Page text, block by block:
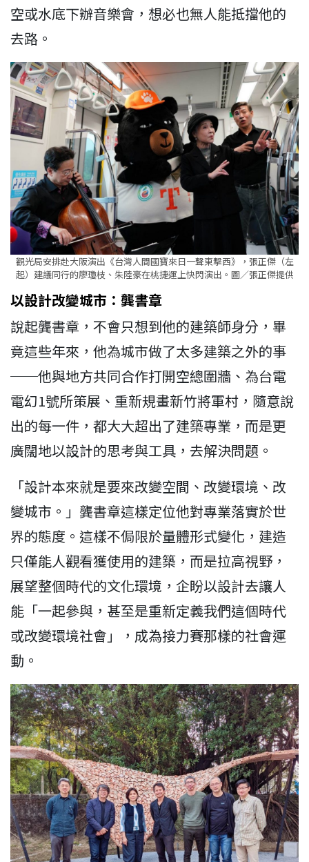
空或水底下辦音樂會，想必也無人能抵擋他的
去路。
觀光局安排赴大阪演出《台灣人間國寶來日一聲東擊西》，張正傑（左
起）建議同行的廖瓊枝、朱陸豪在桃捷運上快閃演出。圖／張正傑提供
以設計改變城市：龔書章
說起龔書章，不會只想到他的建築師身分，畢
竟這些年來，他為城市做了太多建築之外的事
──他與地方共同合作打開空總圍牆、為台電
電幻1號所策展、重新規畫新竹將軍村，隨意說
出的每一件，都大大超出了建築專業，而是更
廣闊地以設計的思考與工具，去解決問題。
「設計本來就是要來改變空間、改變環境、改
變城市。」龔書章這樣定位他對專業落實於世
界的態度。這樣不侷限於量體形式變化，建造
只僅能人觀看獲使用的建築，而是拉高視野，
展望整個時代的文化環境，企盼以設計去讓人
能「一起參與，甚至是重新定義我們這個時代
或改變環境社會」，成為接力賽那樣的社會運
動。